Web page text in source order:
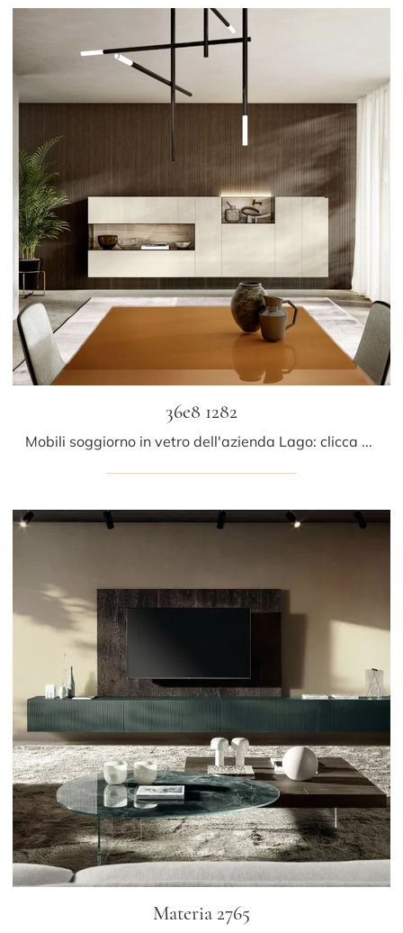
36e8 1282
Mobili soggiorno in vetro dell'azienda Lago: clicca e scopri il modello 36e8 1282 tra le più belle soluzioni per il soggiorno.
Materia 2765